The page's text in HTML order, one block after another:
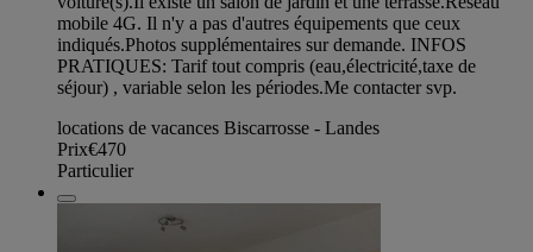
mobile 4G. Il n'y a pas d'autres équipements que ceux
indiqués.Photos supplémentaires sur demande. INFOS
PRATIQUES: Tarif tout compris (eau,électricité,taxe de
séjour) , variable selon les périodes.Me contacter svp.
locations de vacances Biscarrosse - Landes
Prix€470
Particulier